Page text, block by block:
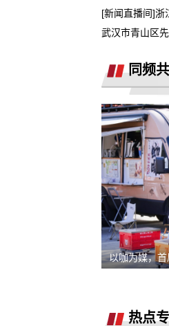
上海好
退定金
熊猫净
退还诚
滴滴平
要求解
同程金
能借款
买车锁
[新闻直播间]浙
武汉市青山区
同频
以咖为媒，
热点